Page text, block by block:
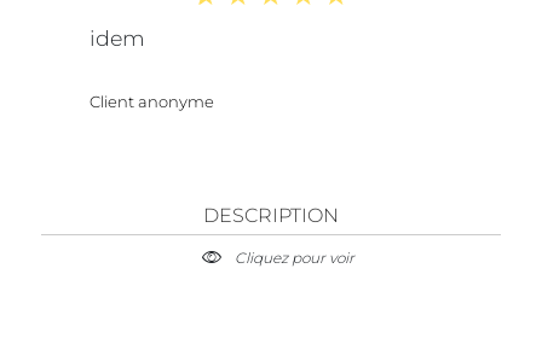
idem
Client anonyme
DESCRIPTION
Cliquez pour voir